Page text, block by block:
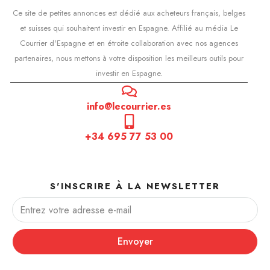
Ce site de petites annonces est dédié aux acheteurs français, belges
et suisses qui souhaitent investir en Espagne. Affilié au média Le
Courrier d'Espagne et en étroite collaboration avec nos agences
partenaires, nous mettons à votre disposition les meilleurs outils pour
investir en Espagne.
info@lecourrier.es
+34 695 77 53 00
S'INSCRIRE À LA NEWSLETTER
Envoyer